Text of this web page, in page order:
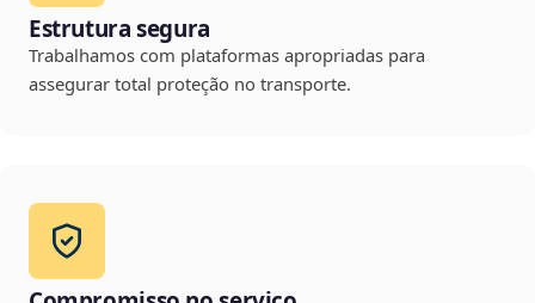
Estrutura segura
Trabalhamos com plataformas apropriadas para
assegurar total proteção no transporte.